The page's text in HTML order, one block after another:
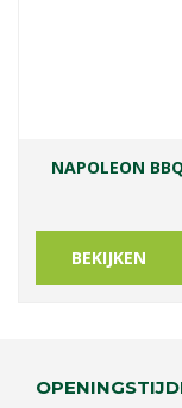
NAPOLEON
BEKIJKEN